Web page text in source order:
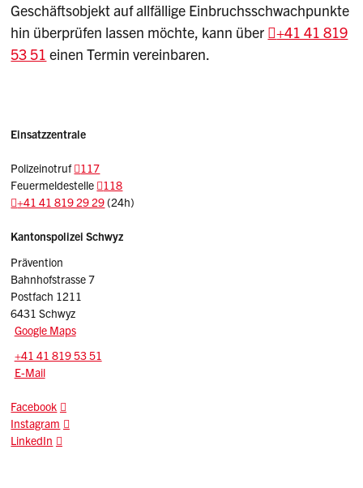
Geschäftsobjekt auf allfällige Einbruchsschwachpunkte
hin überprüfen lassen möchte, kann über
+41 41 819
53 51 einen Termin vereinbaren.
Einsatzzentrale
Polizeinotruf
117
Feuermeldestelle
118
+41 41 819 29 29(24h)
Sidebar
Adresse
Kantonspolizei Schwyz
Prävention
Bahnhofstrasse 7
Postfach 1211
6431 Schwyz
Google Maps
Tel.:
+41 41 819 53 51
E-Mail: praevention.kapo
E-Mail
Facebook
Instagram
LinkedIn